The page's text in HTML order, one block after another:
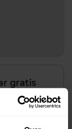
gratis